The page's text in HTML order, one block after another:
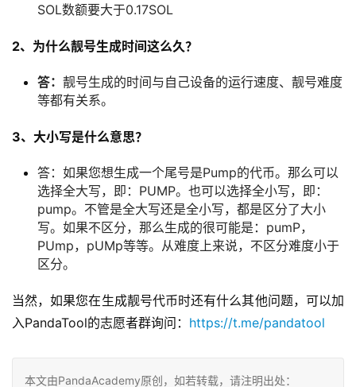
SOL数额要大于0.17SOL
2、为什么靓号生成时间这么久？
答： 靓号生成的时间与自己设备的运行速度、靓号难度
等都有关系。
3、大小写是什么意思？
答：如果您想生成一个尾号是Pump的代币。那么可以
选择全大写，即：PUMP。也可以选择全小写，即：
pump。不管是全大写还是全小写，都是区分了大小
写。如果不区分，那么生成的很可能是：pumP，
PUmp，pUMp等等。从难度上来说，不区分难度小于
区分。
当然，如果您在生成靓号代币时还有什么其他问题，可以加
入PandaTool的志愿者群询问： https://t.me/pandatool
本文由PandaAcademy原创，如若转载，请注明出处：